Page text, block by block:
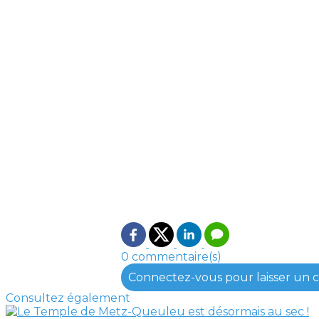
0 commentaire(s)
Connectez-vous pour laisser un
Consultez également